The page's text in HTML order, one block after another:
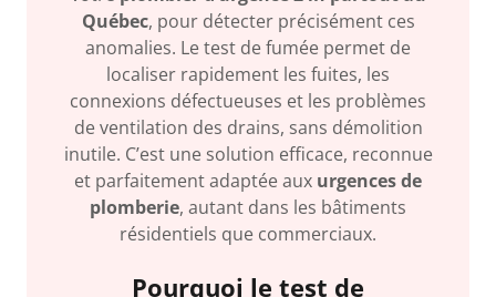
Québec, pour détecter précisément ces
anomalies. Le test de fumée permet de
localiser rapidement les fuites, les
connexions défectueuses et les problèmes
de ventilation des drains, sans démolition
inutile. C’est une solution efficace, reconnue
et parfaitement adaptée aux urgences de
plomberie, autant dans les bâtiments
résidentiels que commerciaux.
Pourquoi le test de